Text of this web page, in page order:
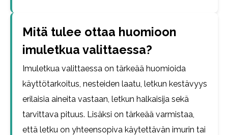
Mitä tulee ottaa huomioon
imuletkua valittaessa?
Imuletkua valittaessa on tärkeää huomioida
käyttötarkoitus, nesteiden laatu, letkun kestävyys
erilaisia aineita vastaan, letkun halkaisija sekä
tarvittava pituus. Lisäksi on tärkeää varmistaa,
että letku on yhteensopiva käytettävän imurin tai